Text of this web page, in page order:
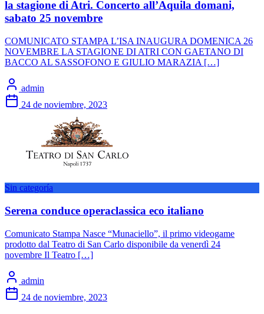
la stagione di Atri. Concerto all’Aquila domani,
sabato 25 novembre
COMUNICATO STAMPA L’ISA INAUGURA DOMENICA 26
NOVEMBRE LA STAGIONE DI ATRI CON GAETANO DI
BACCO AL SASSOFONO E GIULIO MARAZIA […]
admin
24 de noviembre, 2023
Sin categoría
Serena conduce operaclassica eco italiano
Comunicato Stampa Nasce “Munaciello”, il primo videogame
prodotto dal Teatro di San Carlo disponibile da venerdì 24
novembre Il Teatro […]
admin
24 de noviembre, 2023